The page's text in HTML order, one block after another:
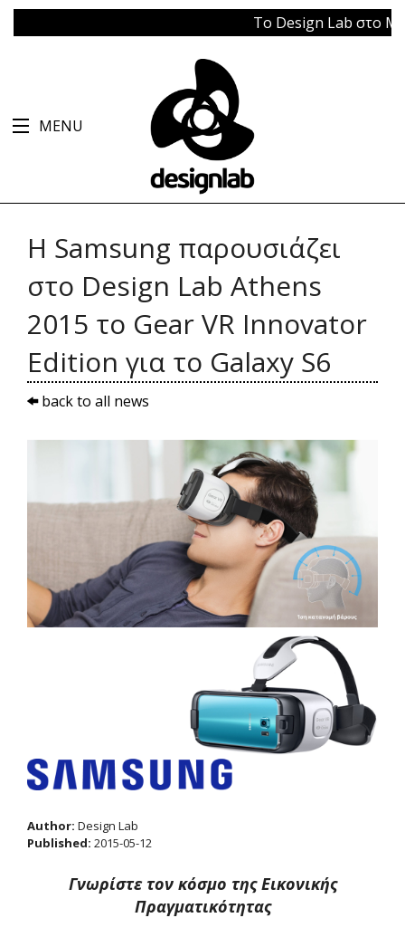
Το Design Lab στο
MENU
Η Samsung παρουσιάζει
στο Design Lab Athens
2015 το Gear VR Innovator
Edition για το Galaxy S6
back to all news
Author: Design Lab
Published: 2015-05-12
Γνωρίστε τον κόσμο της Εικονικής
Πραγματικότητας